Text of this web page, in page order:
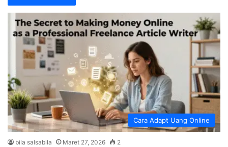
Cara Adapt Uang Online
bila salsabila Maret 27, 2026 2